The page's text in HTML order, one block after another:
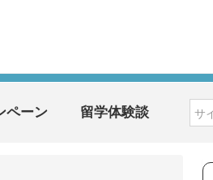
ペーン 留学体験談